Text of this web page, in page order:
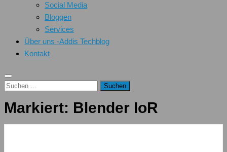
Social Media
Bloggen
Services
Über uns -Addis Techblog
Kontakt
Suchen
Markiert: Blender IoR